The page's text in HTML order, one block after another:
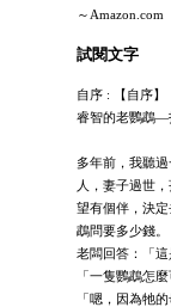
～Amazon.com
試閱文字
自序 : 【自序】
睿智的老鸚鵡—
多年前，我聽
人，妻子過世
望有個伴，決
鵡問要多少錢。
老闆回答：「這
「一隻鸚鵡怎
「嗯，因為牠